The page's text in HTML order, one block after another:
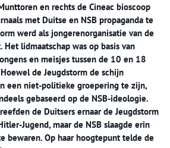
en rechts de Cineac bioscoop
met Duitse en NSB propaganda te
werd als jongerenorganisatie van de
lidmaatschap was op basis van
en meisjes tussen de 10 en 18
de Jeugdstorm de schijn
een niet-politieke groepering te zijn,
gebaseerd op de NSB-ideologie.
de Duitsers ernaar de Jeugdstorm
Jugend, maar de NSB slaagde erin
bewaren. Op haar hoogtepunt telde de